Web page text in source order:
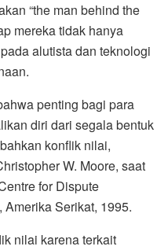
“the man behind the
mereka tidak hanya
alutista dan teknologi
penting bagi para
diri dari segala bentuk
konflik nilai,
W. Moore, saat
for Dispute
Serikat, 1995.
nilai karena terkait